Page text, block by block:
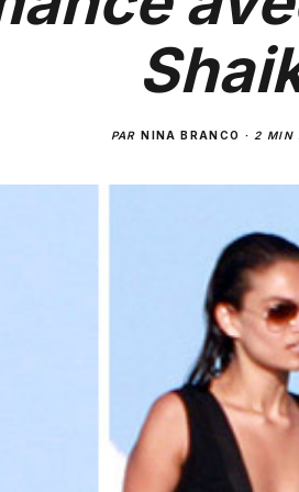
PARNINA BRANCO · 2 MIN